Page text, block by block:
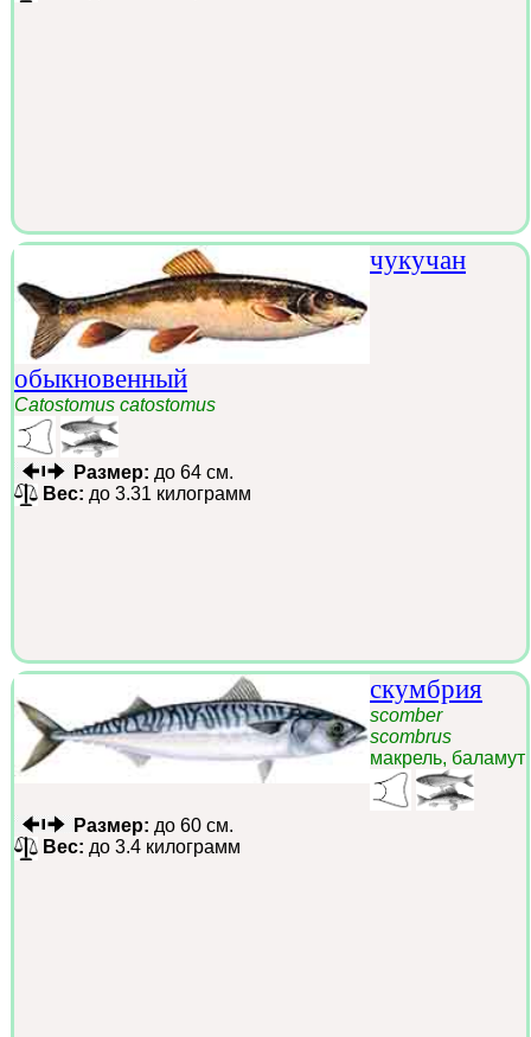
чукучан
обыкновенный
Catostomus catostomus
Размер: до 64 см.
Вес: до 3.31 килограмм
скумбрия
scomber
scombrus
макрель, баламут
Размер: до 60 см.
Вес: до 3.4 килограмм